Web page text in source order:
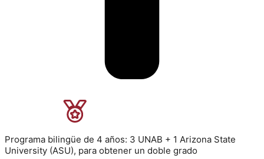
Programa bilingüe de 4 años: 3 UNAB + 1 Arizona State
University (ASU), para obtener un doble grado